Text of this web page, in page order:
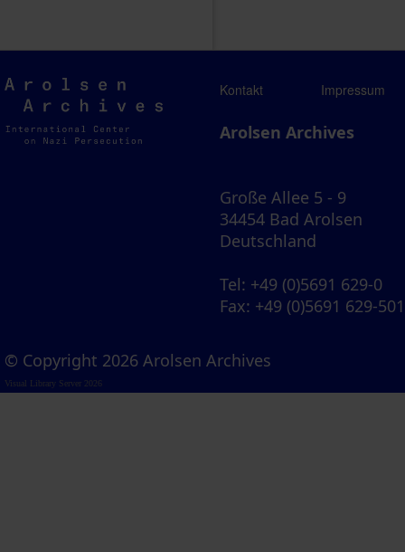
Arolsen
Archives
Kontakt Impressum
Arolsen Archives
Große Allee 5 - 9
34454 Bad Arolsen
Deutschland
Tel: +49 (0)5691 629-0
Fax: +49 (0)5691 629-501
© Copyright 2026 Arolsen Archives
Visual Library Server 2026